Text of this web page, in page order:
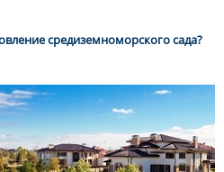
средиземноморского сада?